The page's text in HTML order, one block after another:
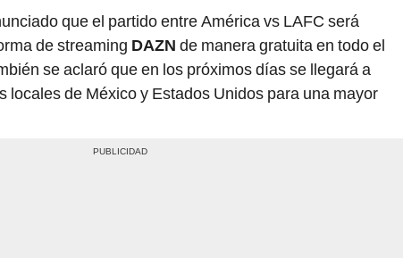
que el partido entre América vs LAFC será
de streaming DAZN de manera gratuita en todo el
se aclaró que en los próximos días se llegará a
locales de México y Estados Unidos para una mayor